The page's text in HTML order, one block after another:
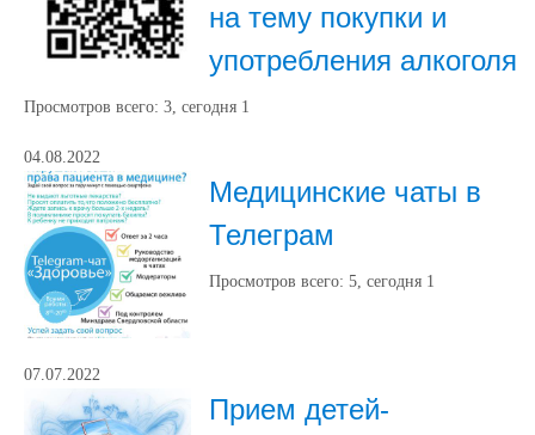
на тему покупки и
употребления алкоголя
Просмотров всего: 3, сегодня 1
04.08.2022
Медицинские чаты в
Телеграм
Просмотров всего: 5, сегодня 1
07.07.2022
Прием детей-